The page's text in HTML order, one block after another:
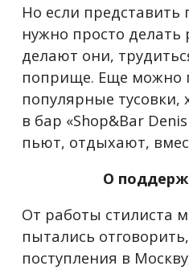
Но если представить
нужно просто делать
делают они,
поприще. Еще можно
популярные
в бар «Shop&Bar
пьют, отдыхают,
О
От работы стилиста
пытались
поступления в